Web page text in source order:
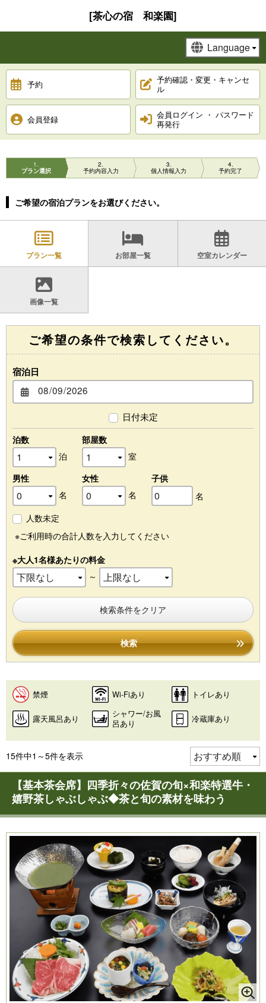
[茶心の宿 和楽園]
予約
予約確認・変更・キャンセ
ル
会員登録
会員ログイン ・ パスワード
再発行
1
プラン選択
2
予約内容入力
3
個人情報入力
4
予約完了
ご希望の宿泊プランをお選びください。
プラン一覧 お部屋一覧 空室カレンダー
画像一覧
ご希望の条件で検索してください。
宿泊日
日付未定
泊数
泊
部屋数
室
男性
名
女性
名
子供
名
人数未定
※ご利用時の合計人数を入力してください
※大人1名様あたりの料金
～
検索条件をクリア
検索
禁煙 Wi-Fiあり トイレあり
露天風呂あり
シャワー/お風
呂あり
冷蔵庫あり
15件中1～5件を表示
【基本茶会席】四季折々の佐賀の旬×和楽特選牛・
嬉野茶しゃぶしゃぶ◆茶と旬の素材を味わう